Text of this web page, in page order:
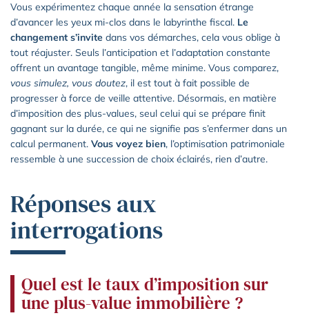
Vous expérimentez chaque année la sensation étrange
d’avancer les yeux mi-clos dans le labyrinthe fiscal. Le
changement s’invite dans vos démarches, cela vous oblige à
tout réajuster. Seuls l’anticipation et l’adaptation constante
offrent un avantage tangible, même minime. Vous comparez,
vous simulez, vous doutez, il est tout à fait possible de
progresser à force de veille attentive. Désormais, en matière
d’imposition des plus-values, seul celui qui se prépare finit
gagnant sur la durée, ce qui ne signifie pas s’enfermer dans un
calcul permanent. Vous voyez bien, l’optimisation patrimoniale
ressemble à une succession de choix éclairés, rien d’autre.
Réponses aux
interrogations
Quel est le taux d’imposition sur
une plus-value immobilière ?